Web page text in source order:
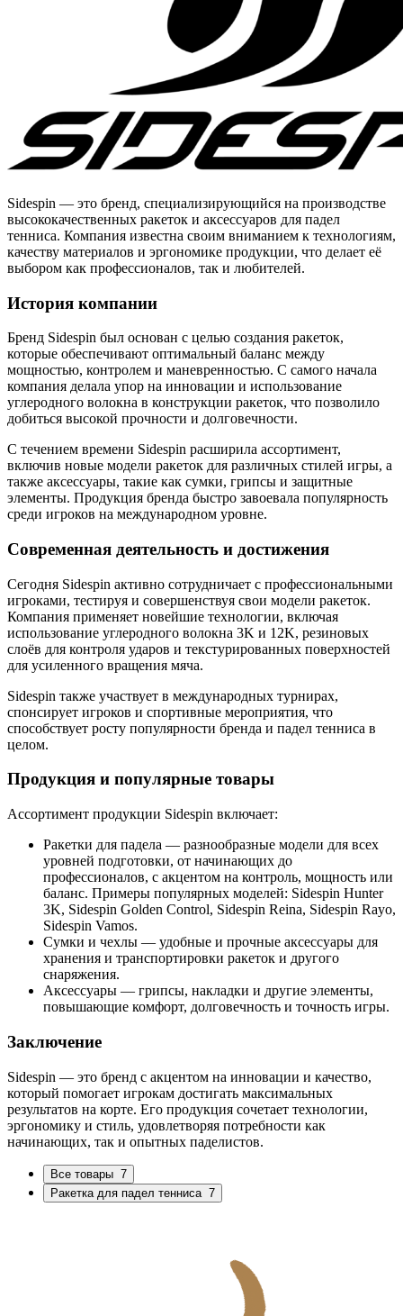
Sidespin — это бренд, специализирующийся на производстве
высококачественных ракеток и аксессуаров для падел
тенниса. Компания известна своим вниманием к технологиям,
качеству материалов и эргономике продукции, что делает её
выбором как профессионалов, так и любителей.
История компании
Бренд Sidespin был основан с целью создания ракеток,
которые обеспечивают оптимальный баланс между
мощностью, контролем и маневренностью. С самого начала
компания делала упор на инновации и использование
углеродного волокна в конструкции ракеток, что позволило
добиться высокой прочности и долговечности.
С течением времени Sidespin расширила ассортимент,
включив новые модели ракеток для различных стилей игры, а
также аксессуары, такие как сумки, грипсы и защитные
элементы. Продукция бренда быстро завоевала популярность
среди игроков на международном уровне.
Современная деятельность и достижения
Сегодня Sidespin активно сотрудничает с профессиональными
игроками, тестируя и совершенствуя свои модели ракеток.
Компания применяет новейшие технологии, включая
использование углеродного волокна 3K и 12K, резиновых
слоёв для контроля ударов и текстурированных поверхностей
для усиленного вращения мяча.
Sidespin также участвует в международных турнирах,
спонсирует игроков и спортивные мероприятия, что
способствует росту популярности бренда и падел тенниса в
целом.
Продукция и популярные товары
Ассортимент продукции Sidespin включает:
Ракетки для падела — разнообразные модели для всех
уровней подготовки, от начинающих до
профессионалов, с акцентом на контроль, мощность или
баланс. Примеры популярных моделей: Sidespin Hunter
3K, Sidespin Golden Control, Sidespin Reina, Sidespin Rayo,
Sidespin Vamos.
Сумки и чехлы — удобные и прочные аксессуары для
хранения и транспортировки ракеток и другого
снаряжения.
Аксессуары — грипсы, накладки и другие элементы,
повышающие комфорт, долговечность и точность игры.
Заключение
Sidespin — это бренд с акцентом на инновации и качество,
который помогает игрокам достигать максимальных
результатов на корте. Его продукция сочетает технологии,
эргономику и стиль, удовлетворяя потребности как
начинающих, так и опытных паделистов.
Все товары 7
Ракетка для падел тенниса 7